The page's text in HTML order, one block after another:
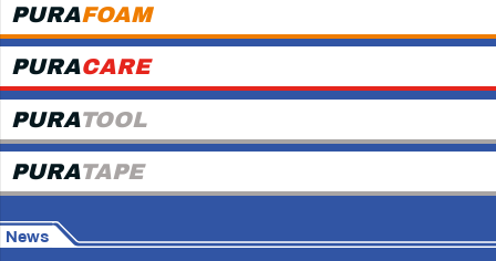
PURAFOAM
PURACARE
PURATOOL
PURATAPE
News